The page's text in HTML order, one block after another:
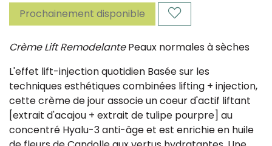
Prochainement disponible
Crème Lift RemodelantePeaux normales à sèches
L'effet lift-injection quotidien Basée sur les
techniques esthétiques combinées lifting + injection,
cette crème de jour associe un coeur d'actif liftant
[extrait d'acajou + extrait de tulipe pourpre] au
concentré Hyalu-3 anti-âge et est enrichie en huile